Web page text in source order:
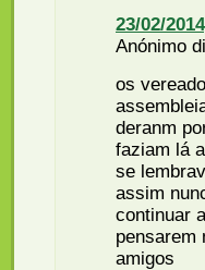
23/02/
Anónimo
os
deranm
faziam lá
se
assim
continuar
pensarem
amigos